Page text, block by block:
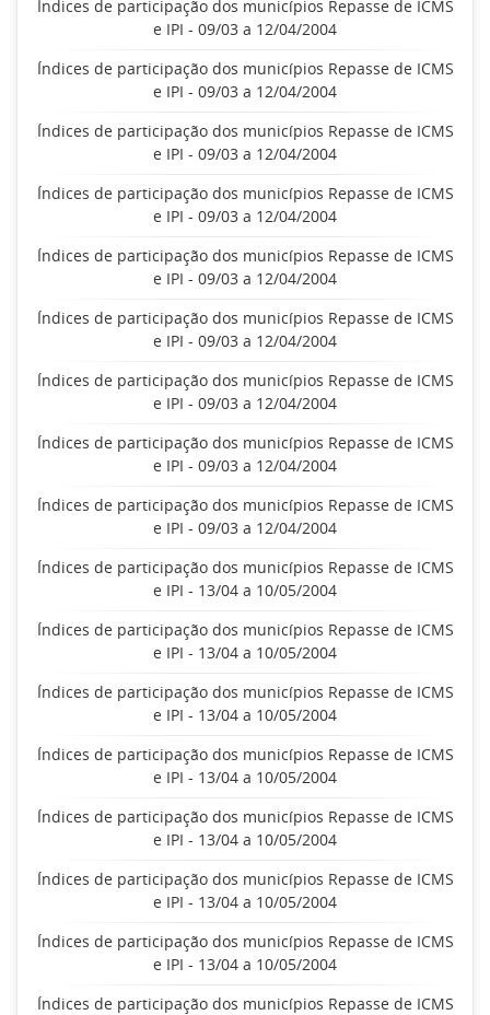
Índices de participação dos municípios Repasse de ICMS
e IPI - 09/03 a 12/04/2004
Índices de participação dos municípios Repasse de ICMS
e IPI - 09/03 a 12/04/2004
Índices de participação dos municípios Repasse de ICMS
e IPI - 09/03 a 12/04/2004
Índices de participação dos municípios Repasse de ICMS
e IPI - 09/03 a 12/04/2004
Índices de participação dos municípios Repasse de ICMS
e IPI - 09/03 a 12/04/2004
Índices de participação dos municípios Repasse de ICMS
e IPI - 09/03 a 12/04/2004
Índices de participação dos municípios Repasse de ICMS
e IPI - 09/03 a 12/04/2004
Índices de participação dos municípios Repasse de ICMS
e IPI - 09/03 a 12/04/2004
Índices de participação dos municípios Repasse de ICMS
e IPI - 09/03 a 12/04/2004
Índices de participação dos municípios Repasse de ICMS
e IPI - 13/04 a 10/05/2004
Índices de participação dos municípios Repasse de ICMS
e IPI - 13/04 a 10/05/2004
Índices de participação dos municípios Repasse de ICMS
e IPI - 13/04 a 10/05/2004
Índices de participação dos municípios Repasse de ICMS
e IPI - 13/04 a 10/05/2004
Índices de participação dos municípios Repasse de ICMS
e IPI - 13/04 a 10/05/2004
Índices de participação dos municípios Repasse de ICMS
e IPI - 13/04 a 10/05/2004
Índices de participação dos municípios Repasse de ICMS
e IPI - 13/04 a 10/05/2004
Índices de participação dos municípios Repasse de ICMS